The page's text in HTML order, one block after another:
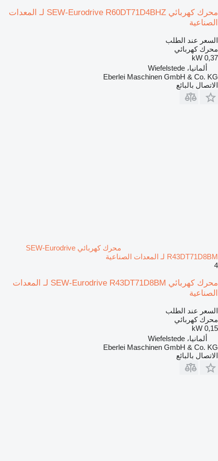
محرك كهربائي SEW-Eurodrive R60DT71D4BHZ لـ المعدات
الصناعية
السعر عند الطلب
محرك كهربائي
0,37 kW
ألمانيا، Wiefelstede
Eberlei Maschinen GmbH & Co. KG
الاتصال بالبائع
محرك كهربائي SEW-Eurodrive
R43DT71D8BM لـ المعدات الصناعية
4
محرك كهربائي SEW-Eurodrive R43DT71D8BM لـ المعدات
الصناعية
السعر عند الطلب
محرك كهربائي
0,15 kW
ألمانيا، Wiefelstede
Eberlei Maschinen GmbH & Co. KG
الاتصال بالبائع